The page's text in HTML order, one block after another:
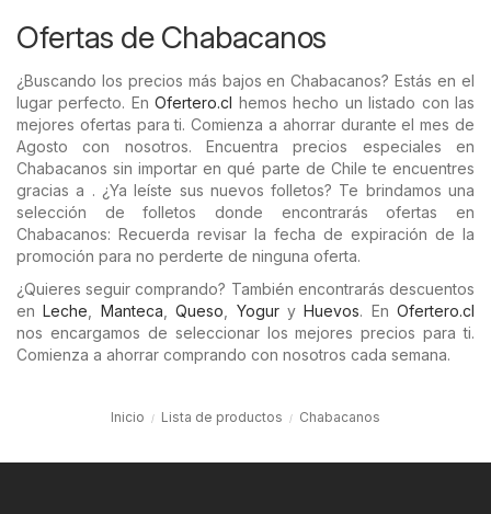
Ofertas de Chabacanos
¿Buscando los precios más bajos en Chabacanos? Estás en el
lugar perfecto. EnOfertero.cl hemos hecho un listado con las
mejores ofertas para ti. Comienza a ahorrar durante el mes de
Agosto con nosotros. Encuentra precios especiales en
Chabacanos sin importar en qué parte de Chile te encuentres
gracias a . ¿Ya leíste sus nuevos folletos? Te brindamos una
selección de folletos donde encontrarás ofertas en
Chabacanos: Recuerda revisar la fecha de expiración de la
promoción para no perderte de ninguna oferta.
¿Quieres seguir comprando? También encontrarás descuentos
enLeche Manteca ,Queso YoguryHuevos. En Ofertero.cl
nos encargamos de seleccionar los mejores precios para ti.
Comienza a ahorrar comprando con nosotros cada semana.
Inicio Lista de productos Chabacanos